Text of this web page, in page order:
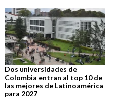
Dos universidades de
Colombia entran al top 10 de
las mejores de Latinoamérica
para 2027